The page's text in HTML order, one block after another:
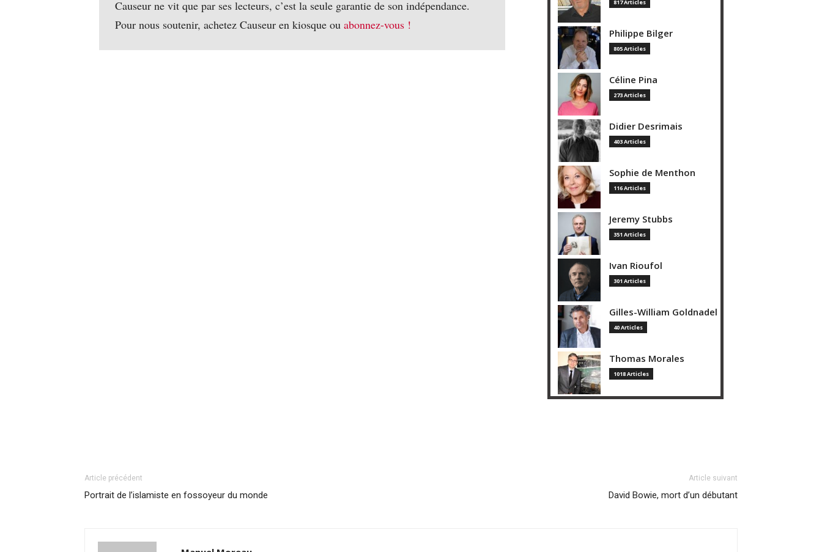
Causeur ne vit que par ses lecteurs, c’est la seule garantie de son indépendance.
Pour nous soutenir, achetez Causeur en kiosque ou abonnez-vous !
817 Articles
Philippe Bilger
805 Articles
Céline Pina
273 Articles
Didier Desrimais
403 Articles
Sophie de Menthon
116 Articles
Jeremy Stubbs
351 Articles
Ivan Rioufol
301 Articles
Gilles-William Goldnadel
40 Articles
Thomas Morales
1018 Articles
Article précédent
Portrait de l’islamiste en fossoyeur du monde
Article suivant
David Bowie, mort d’un débutant